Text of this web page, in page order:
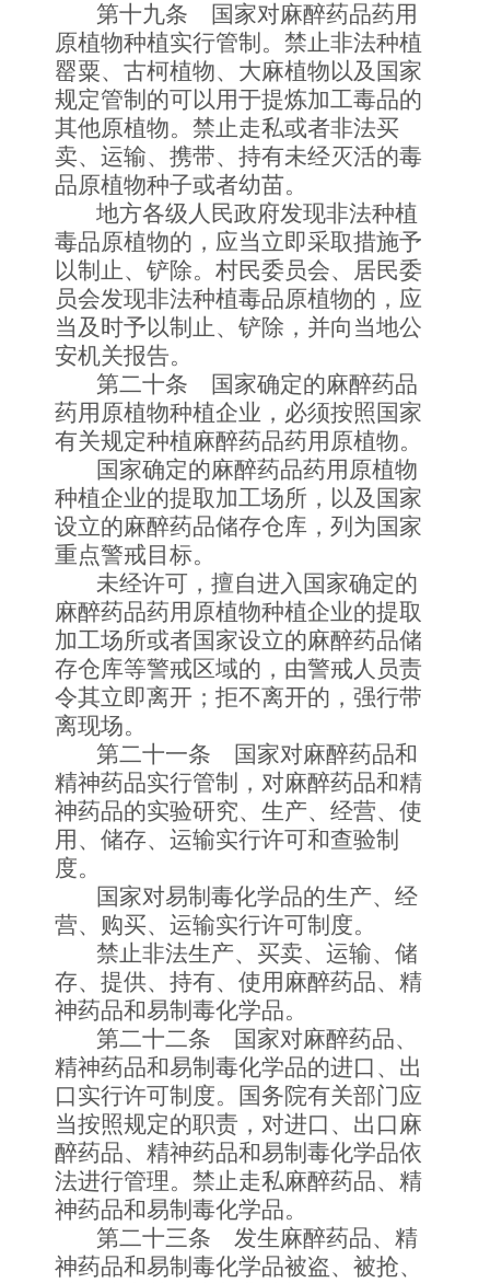
第十九条 国家对麻醉药品药用
原植物种植实行管制。禁止非法种植
罂粟、古柯植物、大麻植物以及国家
规定管制的可以用于提炼加工毒品的
其他原植物。禁止走私或者非法买
卖、运输、携带、持有未经灭活的毒
品原植物种子或者幼苗。
地方各级人民政府发现非法种植
毒品原植物的，应当立即采取措施予
以制止、铲除。村民委员会、居民委
员会发现非法种植毒品原植物的，应
当及时予以制止、铲除，并向当地公
安机关报告。
第二十条 国家确定的麻醉药品
药用原植物种植企业，必须按照国家
有关规定种植麻醉药品药用原植物。
国家确定的麻醉药品药用原植物
种植企业的提取加工场所，以及国家
设立的麻醉药品储存仓库，列为国家
重点警戒目标。
未经许可，擅自进入国家确定的
麻醉药品药用原植物种植企业的提取
加工场所或者国家设立的麻醉药品储
存仓库等警戒区域的，由警戒人员责
令其立即离开；拒不离开的，强行带
离现场。
第二十一条 国家对麻醉药品和
精神药品实行管制，对麻醉药品和精
神药品的实验研究、生产、经营、使
用、储存、运输实行许可和查验制
度。
国家对易制毒化学品的生产、经
营、购买、运输实行许可制度。
禁止非法生产、买卖、运输、储
存、提供、持有、使用麻醉药品、精
神药品和易制毒化学品。
第二十二条 国家对麻醉药品、
精神药品和易制毒化学品的进口、出
口实行许可制度。国务院有关部门应
当按照规定的职责，对进口、出口麻
醉药品、精神药品和易制毒化学品依
法进行管理。禁止走私麻醉药品、精
神药品和易制毒化学品。
第二十三条 发生麻醉药品、精
神药品和易制毒化学品被盗、被抢、